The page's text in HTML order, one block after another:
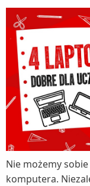
Dobry
D15 2021
Gdy
fq0023nw
Laptop z
Gaming 15-
Gdy
Surface
Nie możemy
komputera.